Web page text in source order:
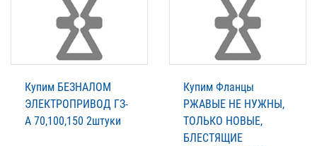
Купим БЕЗНАЛОМ
ЭЛЕКТРОПРИВОД ГЗ-
А 70,100,150 2штуки
Купим Фланцы
РЖАВЫЕ НЕ НУЖНЫ,
ТОЛЬКО НОВЫЕ,
БЛЕСТЯЩИЕ